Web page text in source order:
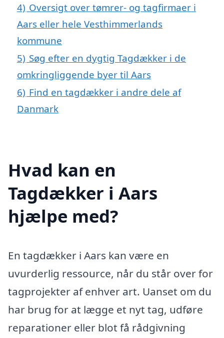
4) Oversigt over tømrer- og tagfirmaer i
Aars eller hele Vesthimmerlands
kommune
5) Søg efter en dygtig Tagdækker i de
omkringliggende byer til Aars
6) Find en tagdækker i andre dele af
Danmark
Hvad kan en
Tagdækker i Aars
hjælpe med?
En tagdækker i Aars kan være en
uvurderlig ressource, når du står over for
tagprojekter af enhver art. Uanset om du
har brug for at lægge et nyt tag, udføre
reparationer eller blot få rådgivning